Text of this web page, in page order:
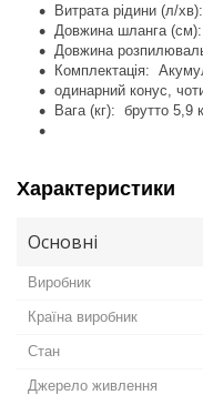
Витрата рідини (л/
Довжина шланга
Довжина
Комплектація:
одинарний конус,
Вага (кг): брутто 5,9
Характеристики
Основні
Виробник
Країна виробник
Стан
Джерело живлення